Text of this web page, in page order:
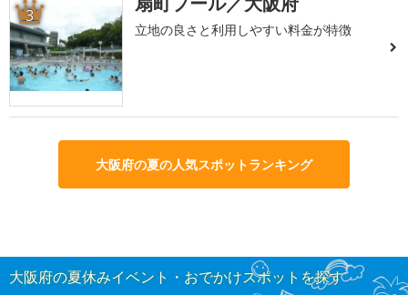
3
立地の良さと利用しやすい料金が特徴
大阪府の夏の人気スポットランキング
大阪府の夏休みイベント・おでかけスポットを探す